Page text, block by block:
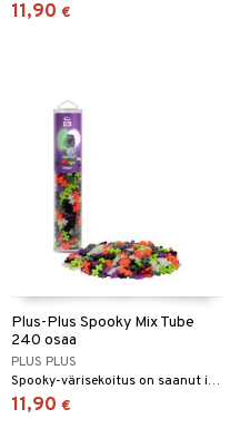
11,90 €
Plus-Plus Spooky Mix Tube
240 osaa
PLUS PLUS
Spooky-värisekoitus on saanut inspiraationsa halloweenista!
11,90 €